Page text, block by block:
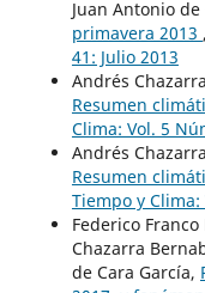
Juan Antonio de
primavera 2013 ,
41: Julio 2013
Andrés
Resumen
Clima: Vol. 5
Andrés
Resumen
Tiempo y
Federico
Chazarra
de Cara García,